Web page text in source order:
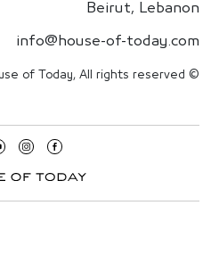
Beirut, Lebanon
info@house-of-today.com
© House of Today, All rights reserved.